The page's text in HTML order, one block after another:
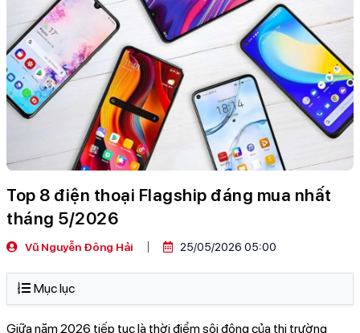
Top 8 điện thoại Flagship đáng mua nhất
tháng 5/2026
Vũ Nguyễn Đông Hải 25/05/2026 05:00
Mục lục
Giữa năm 2026 tiếp tục là thời điểm sôi động của thị trường